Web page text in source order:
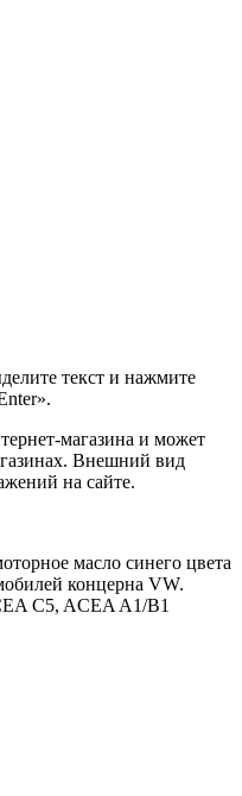
текст и нажмите
магазина и может
Внешний вид
на сайте.
масло синего цвета
концерна VW.
C5, ACEA A1/B1